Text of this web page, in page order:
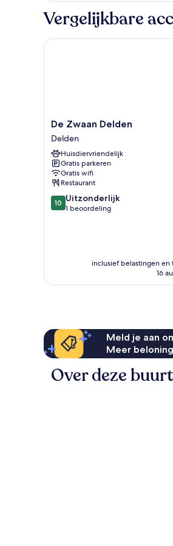
Vergelijkbare
De
Zwaan
Delden
Delden
De Zwaan Delden
Delden
Huisdiervriendelijk
Gratis parkeren
Gratis wifi
Restaurant
10.0
van
10 Uitzonderlijk
1 beoordeling
inclusief belastingen en
16
De Zwaan Delden
Meld je aan
Meer
Over deze buurt